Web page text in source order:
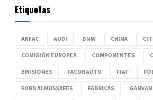
Etiquetas
ANFAC AUDI BMW CHINA
COMISIÓN EUROPEA COMPONENTES
EMISIONES FACONAUTO FIAT
FORD ALMUSSAFES FÁBRICAS GANVAM